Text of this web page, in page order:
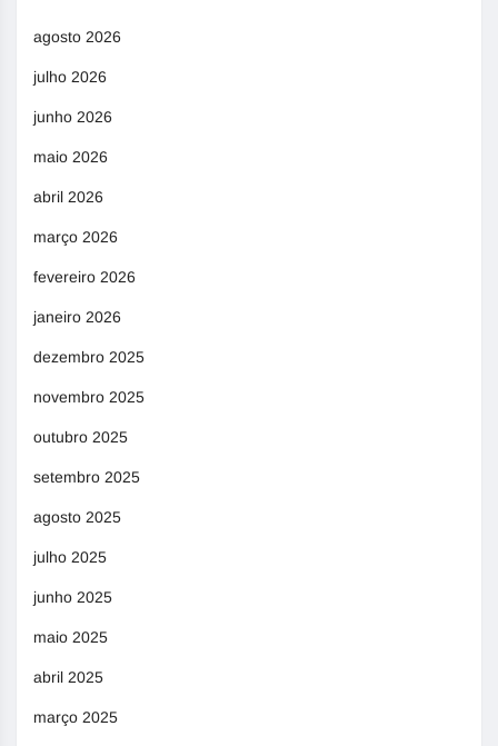
agosto 2026
julho 2026
junho 2026
maio 2026
abril 2026
março 2026
fevereiro 2026
janeiro 2026
dezembro 2025
novembro 2025
outubro 2025
setembro 2025
agosto 2025
julho 2025
junho 2025
maio 2025
abril 2025
março 2025